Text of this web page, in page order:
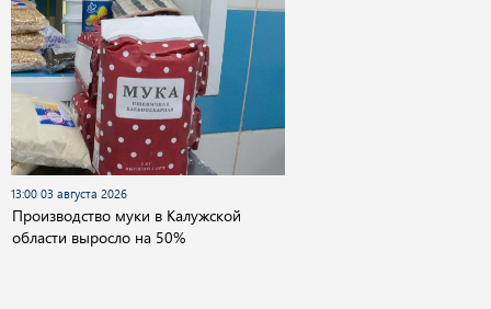
13:00 03 августа 2026
Производство муки в Калужской
области выросло на 50%